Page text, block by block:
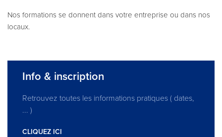
Nos formations se donnent dans votre entreprise ou dans nos
locaux.
Info & inscription
Retrouvez toutes les informations pratiques ( dates,
... )
CLIQUEZ ICI